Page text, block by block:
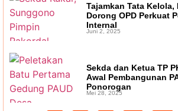
Tajamkan Tata Kelola,
Dorong OPD Perkuat
Internal
Juni 2, 2025
Sekda dan Ketua TP
Awal Pembangunan
Ponorogan
Mei 28, 2025